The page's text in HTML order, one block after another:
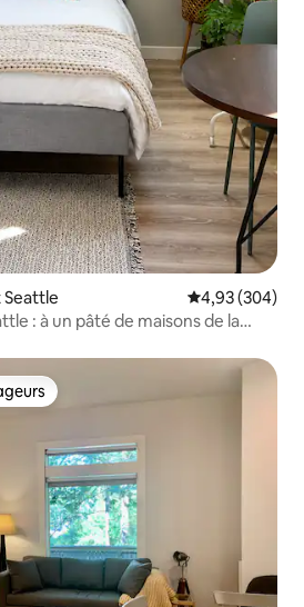
Seattle Évaluation
4,93 (304)
: à un pâté de maisons de la
les plus appréciés